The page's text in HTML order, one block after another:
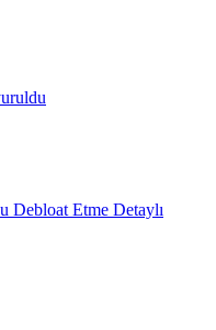
Debloat Etme Detaylı